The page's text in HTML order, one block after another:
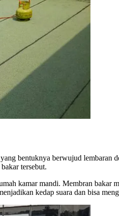
bentuknya berwujud lembaran
tersebut.
kamar mandi. Membran bakar
kedap suara dan bisa